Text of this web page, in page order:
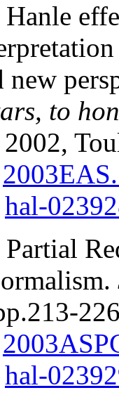
new
to
2002,
hal-
Partial
.
hal-